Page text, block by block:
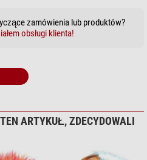
zamówienia lub produktów?
obsługi klienta!
ARTYKUŁ, ZDECYDOWALI